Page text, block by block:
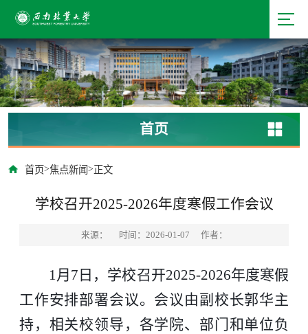
首页
首页>焦点新闻>正文
学校召开2025-2026年度寒假工作会议
来源： 时间：2026-01-07 作者：
1月7日，学校召开2025-2026年度寒假
工作安排部署会议。会议由副校长郭华主
持，相关校领导，各学院、部门和单位负